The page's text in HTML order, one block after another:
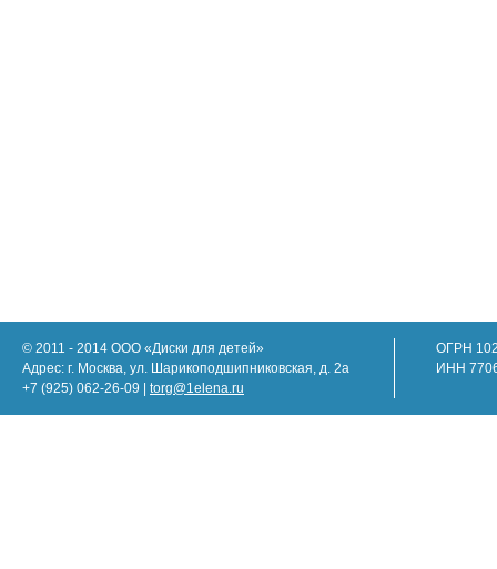
© 2011 - 2014 ООО «Диски для детей»
Адрес: г. Москва, ул. Шарикоподшипниковская, д. 2а
+7 (925) 062-26-09 | torg@1elena.ru
ОГРН
ИНН